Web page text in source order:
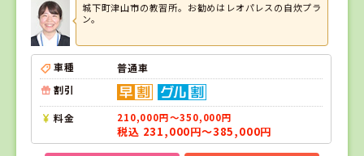
城下町津山市の教習所。お勧めはレオパレスの自炊プラ
ン。
車種
普通車
割引
料金 210,000円～350,000円
税込 231,000円～385,000円